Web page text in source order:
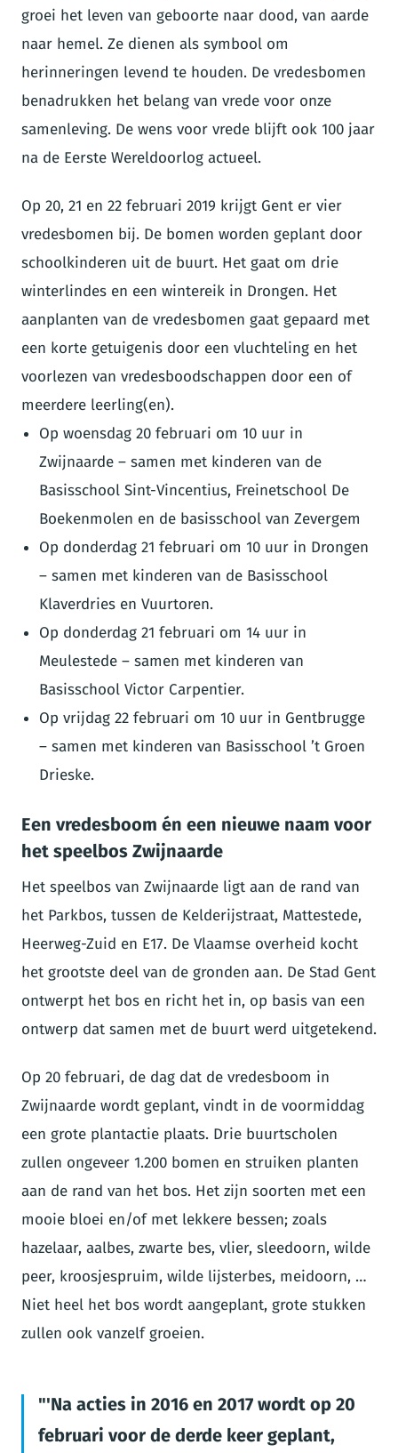
groei het leven van geboorte naar dood, van aarde
naar hemel. Ze dienen als symbool om
herinneringen levend te houden. De vredesbomen
benadrukken het belang van vrede voor onze
samenleving. De wens voor vrede blijft ook 100 jaar
na de Eerste Wereldoorlog actueel.
Op 20, 21 en 22 februari 2019 krijgt Gent er vier
vredesbomen bij. De bomen worden geplant door
schoolkinderen uit de buurt. Het gaat om drie
winterlindes en een wintereik in Drongen. Het
aanplanten van de vredesbomen gaat gepaard met
een korte getuigenis door een vluchteling en het
voorlezen van vredesboodschappen door een of
meerdere leerling(en).
Op woensdag 20 februari om 10 uur in
Zwijnaarde – samen met kinderen van de
Basisschool Sint-Vincentius, Freinetschool De
Boekenmolen en de basisschool van Zevergem
Op donderdag 21 februari om 10 uur in Drongen
– samen met kinderen van de Basisschool
Klaverdries en Vuurtoren.
Op donderdag 21 februari om 14 uur in
Meulestede – samen met kinderen van
Basisschool Victor Carpentier.
Op vrijdag 22 februari om 10 uur in Gentbrugge
– samen met kinderen van Basisschool ’t Groen
Drieske.
Een vredesboom én een nieuwe naam voor
het speelbos Zwijnaarde
Het speelbos van Zwijnaarde ligt aan de rand van
het Parkbos, tussen de Kelderijstraat, Mattestede,
Heerweg-Zuid en E17. De Vlaamse overheid kocht
het grootste deel van de gronden aan. De Stad Gent
ontwerpt het bos en richt het in, op basis van een
ontwerp dat samen met de buurt werd uitgetekend.
Op 20 februari, de dag dat de vredesboom in
Zwijnaarde wordt geplant, vindt in de voormiddag
een grote plantactie plaats. Drie buurtscholen
zullen ongeveer 1.200 bomen en struiken planten
aan de rand van het bos. Het zijn soorten met een
mooie bloei en/of met lekkere bessen; zoals
hazelaar, aalbes, zwarte bes, vlier, sleedoorn, wilde
peer, kroosjespruim, wilde lijsterbes, meidoorn, …
Niet heel het bos wordt aangeplant, grote stukken
zullen ook vanzelf groeien.
'Na acties in 2016 en 2017 wordt op 20
februari voor de derde keer geplant,